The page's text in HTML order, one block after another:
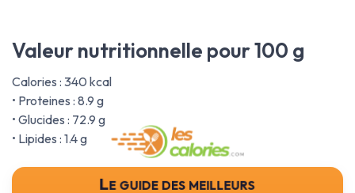
Valeur nutritionnelle pour 100 g
Calories : 340 kcal
• Proteines : 8.9 g
• Glucides : 72.9 g
• Lipides : 1.4 g
Le guide des meilleurs